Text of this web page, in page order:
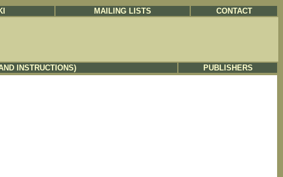
MAILING LISTS CONTACT
INSTRUCTIONS) PUBLISHERS